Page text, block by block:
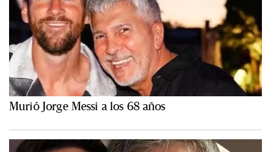
Murió Jorge Messi a los 68 años